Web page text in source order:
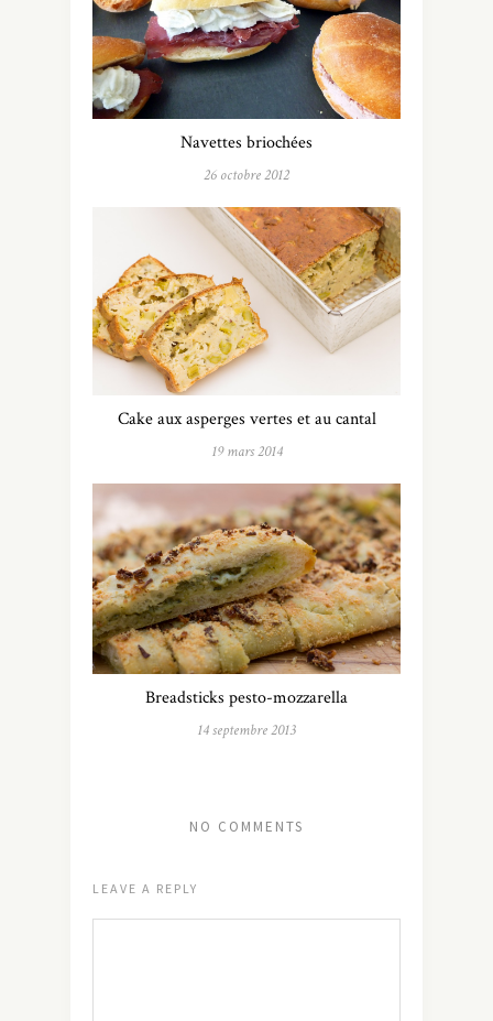
Navettes briochées
26 octobre 2012
Cake aux asperges vertes et au cantal
19 mars 2014
Breadsticks pesto-mozzarella
14 septembre 2013
NO COMMENTS
LEAVE A REPLY